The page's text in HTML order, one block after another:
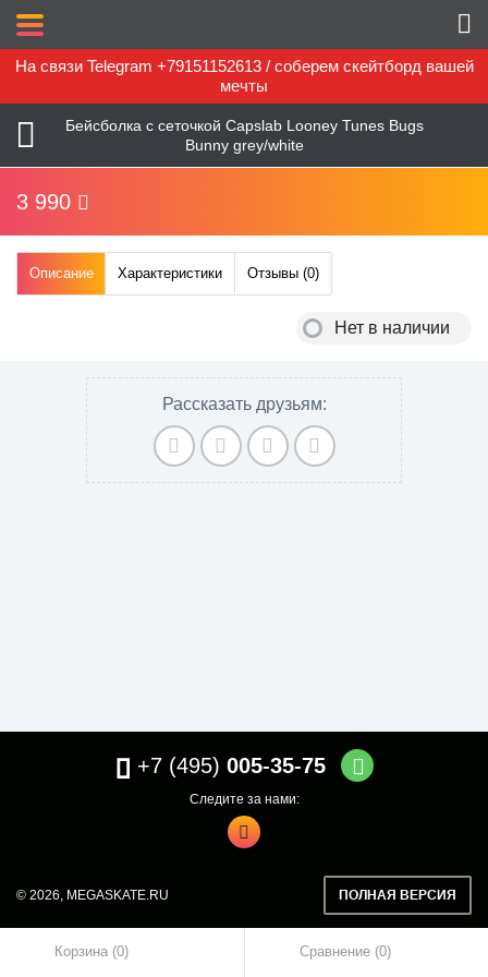
На связи Telegram +79151152613 / соберем скейтборд вашей
мечты
Корзина (0) Сравнение 0
Бейсболка с сеточкой Capslab Looney Tunes Bugs
Bunny grey/white
3 990
Описание Характеристики Отзывы (0)
Нет в наличии
Рассказать друзьям:
+7 (495) 005-35-75
Следите за нами:
© 2026, MEGASKATE.RU ПОЛНАЯ ВЕРСИЯ